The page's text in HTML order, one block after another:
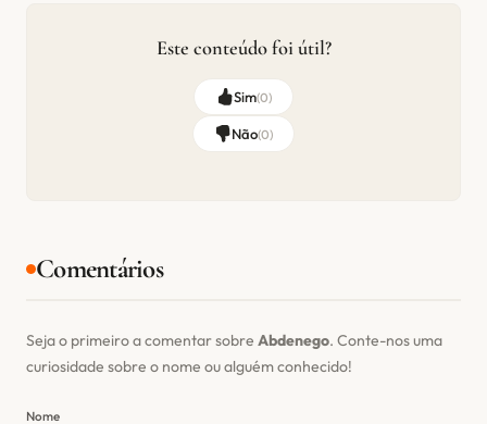
Este conteúdo foi útil?
Sim(0)
Não(0)
Comentários
Seja o primeiro a comentar sobre Abdenego. Conte-nos uma
curiosidade sobre o nome ou alguém conhecido!
Nome